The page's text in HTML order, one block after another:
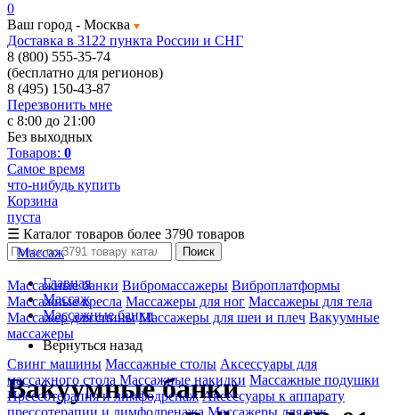
0
Ваш город - Москва
Доставка в 3122 пункта России и СНГ
8 (800) 555-35-74
(бесплатно для регионов)
8 (495) 150-43-87
Перезвонить мне
с 8:00 до 21:00
Без выходных
Товаров: 0
Самое время
что-нибудь купить
Корзина
пуста
☰ Каталог товаров более 3790 товаров
Массаж
Массажные банки Вибромассажеры Виброплатформы
Массажные кресла Массажеры для ног Массажеры для тела
Массажер для спины Массажеры для шеи и плеч Вакуумные
массажеры
Свинг машины Массажные столы Аксессуары для
массажного стола Массажные накидки Массажные подушки
Прессотерапия и лимфодренаж Аксессуары к аппарату
прессотерапии и лимфодренажа Массажеры для рук
Поиск
Главная
Массаж
Массажные банки
Вернуться назад
Вакуумные банки